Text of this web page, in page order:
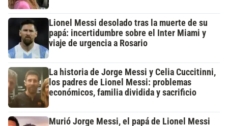
Lionel Messi desolado tras la muerte de su
papá: incertidumbre sobre el Inter Miami y
viaje de urgencia a Rosario
La historia de Jorge Messi y Celia Cuccitinni,
los padres de Lionel Messi: problemas
económicos, familia dividida y sacrificio
Murió Jorge Messi, el papá de Lionel Messi